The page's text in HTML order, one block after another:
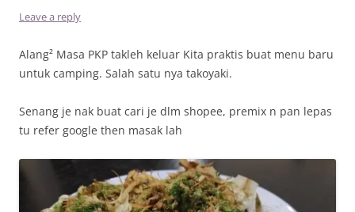
Leave a reply
Alang² Masa PKP takleh keluar Kita praktis buat menu baru
untuk camping. Salah satu nya takoyaki.
Senang je nak buat cari je dlm shopee, premix n pan lepas
tu refer google then masak lah